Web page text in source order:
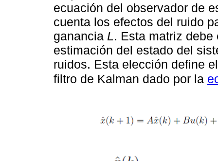
ecuación del observador de
cuenta los efectos del ruido
ganancia L. Esta matriz
estimación del estado del
ruidos. Esta elección define
filtro de Kalman dado por la